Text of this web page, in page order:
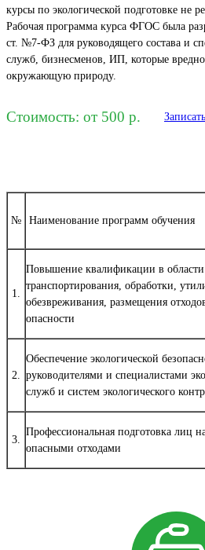
курсы по экологической подготовке не
Рабочая программа курса ФГОС была
ст. №7-ФЗ для руководящего состава и
служб, бизнесменов, ИП, которые
окружающую природу.
Стоимость: от 500 р.
№ Наименование программ обучения
1.
Повышение квалификации в области
транспортирования, обработки,
обезвреживания, размещения
опасности
2.
Обеспечение экологической
руководителями и специалистами
служб и систем экологического
3.
Профессиональная подготовка лиц
опасными отходами